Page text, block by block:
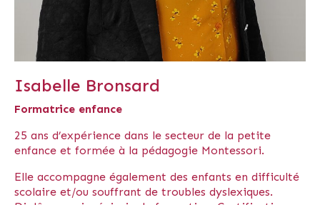
Isabelle Bronsard
Formatrice enfance
25 ans d’expérience dans le secteur de la petite
enfance et formée à la pédagogie Montessori.
Elle accompagne également des enfants en difficulté
scolaire et/ou souffrant de troubles dyslexiques.